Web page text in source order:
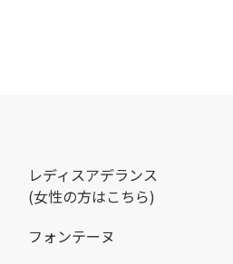
レディスアデランス
(女性の方はこちら)
フォンテーヌ